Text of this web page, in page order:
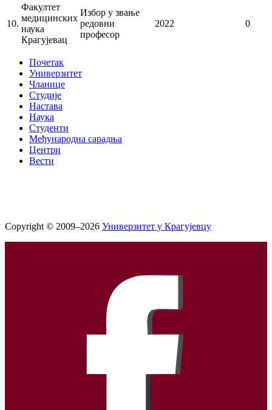
10.
Факултет
медицинских
наука
Крагујевац
Избор у звање
редовни
професор
2022 0
Почетак
Универзитет
Чланице
Студије
Настава
Наука
Студенти
Међународна сарадња
Центри
Вести
Copyright © 2009–2026 Универзитет у Крагујевцу